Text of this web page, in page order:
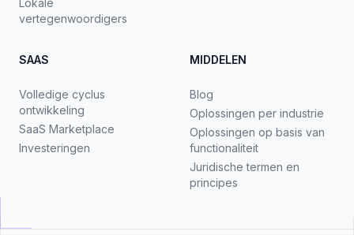
Lokale
vertegenwoordigers
SAAS
Volledige cyclus
ontwikkeling
SaaS Marketplace
Investeringen
MIDDELEN
Blog
Oplossingen per industrie
Oplossingen op basis van
functionaliteit
Juridische termen en
principes